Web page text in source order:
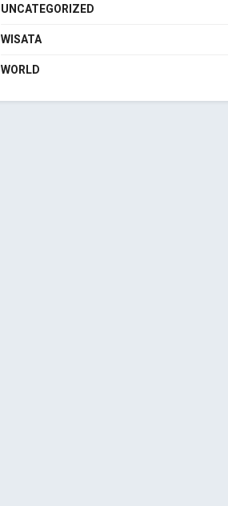
UNCATEGORIZED
WISATA
WORLD